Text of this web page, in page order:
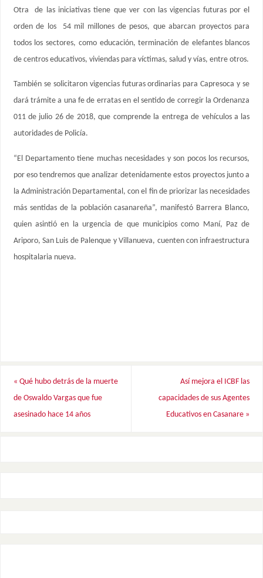
Otra de las iniciativas tiene que ver con las vigencias futuras por el
orden de los 54 mil millones de pesos, que abarcan proyectos para
todos los sectores, como educación, terminación de elefantes blancos
de centros educativos, viviendas para víctimas, salud y vías, entre otros.
También se solicitaron vigencias futuras ordinarias para Capresoca y se
dará trámite a una fe de erratas en el sentido de corregir la Ordenanza
011 de julio 26 de 2018, que comprende la entrega de vehículos a las
autoridades de Policía.
“El Departamento tiene muchas necesidades y son pocos los recursos,
por eso tendremos que analizar detenidamente estos proyectos junto a
la Administración Departamental, con el fin de priorizar las necesidades
más sentidas de la población casanareña”, manifestó Barrera Blanco,
quien asintió en la urgencia de que municipios como Maní, Paz de
Ariporo, San Luis de Palenque y Villanueva, cuenten con infraestructura
hospitalaria nueva.
« Qué hubo detrás de la muerte
de Oswaldo Vargas que fue
asesinado hace 14 años
Así mejora el ICBF las
capacidades de sus Agentes
Educativos en Casanare »